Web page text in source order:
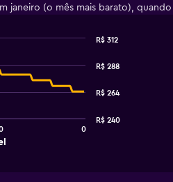
(o mês mais barato), quando
0
R$ 240
R$ 264
R$ 288
R$ 312